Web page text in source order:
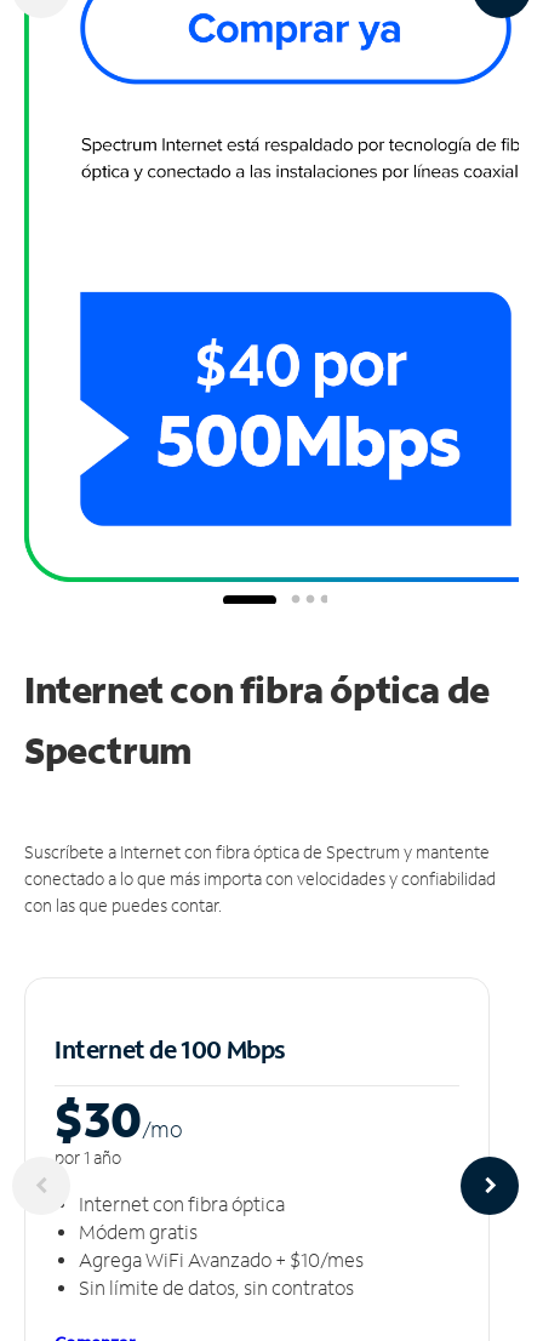
Internet con fibra óptica de
Spectrum
Suscríbete a Internet con fibra óptica de Spectrum y mantente
conectado a lo que más importa con velocidades y confiabilidad
con las que puedes contar.
Internet de 100 Mbps
$30/mo
por 1 año
Internet con fibra óptica
Módem gratis
Agrega WiFi Avanzado + $10/mes
Sin límite de datos, sin contratos